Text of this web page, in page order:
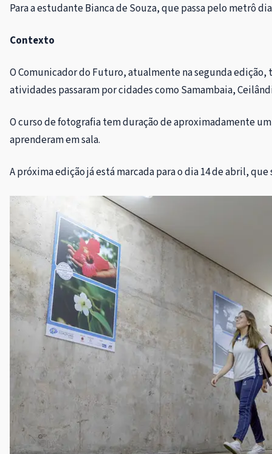
Para a estudante Bianca de Souza, que passa pelo metrô
Contexto
O Comunicador do Futuro, atualmente na segunda
atividades passaram por cidades como Samambaia,
O curso de fotografia tem duração de aproximadamente
aprenderam em sala.
A próxima edição já está marcada para o dia 14 de abril,